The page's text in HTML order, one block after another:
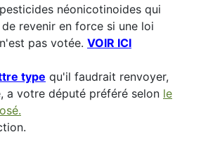
néonicotinoides qui
revenir en force si une loi
pas votée. VOIR ICI
type qu'il faudrait renvoyer,
a votre député préféré selon le